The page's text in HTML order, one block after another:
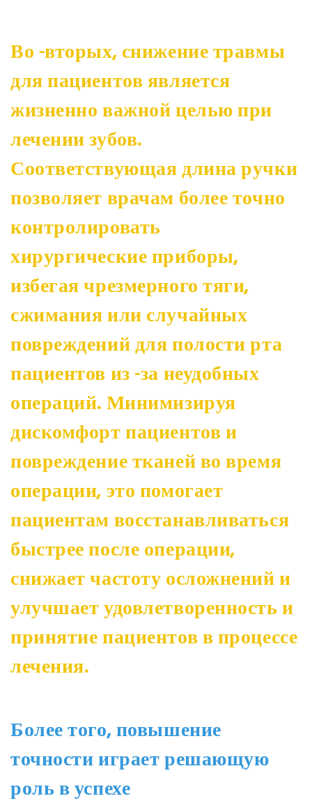
Во -вторых, снижение травмы
для пациентов является
жизненно важной целью при
лечении зубов.
Соответствующая длина ручки
позволяет врачам более точно
контролировать
хирургические приборы,
избегая чрезмерного тяги,
сжимания или случайных
повреждений для полости рта
пациентов из -за неудобных
операций. Минимизируя
дискомфорт пациентов и
повреждение тканей во время
операции, это помогает
пациентам восстанавливаться
быстрее после операции,
снижает частоту осложнений и
улучшает удовлетворенность и
принятие пациентов в процессе
лечения.
Более того, повышение
точности играет решающую
роль в успехе